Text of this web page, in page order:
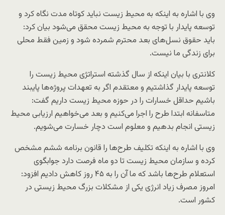
وی با اشاره به اینکه به محیط زیست نباید کوتاه مدت نگاه کرد و
توسعه پایدار با توجه به محیط زیست محقق می‌شود بیان کرد:
باید حقوق نسل‌های بعد محترم شمرده شود و زمین فقط محلی
برای زندگی ما نیست.
کلانتری با بیان اینکه از سال گذشته استراتژی محیط زیست را
توسعه پایدار گذاشتیم و معتقدم اگر به تعهدات پروژه‌ها پایبند
باشیم حداقل خسارات را در حوزه محیط زیست داریم گفت:
متاسفانه ابتدا طرح را اجرا می‌کنیم و بعد می‌خواهیم ارزیابی محیط
زیستی انجام بدهیم و معلوم است دچار خسارت می‌شویم.
وی با اشاره به اینکه تکلیف طرح‌ها را قانون برنامه ششم مشخص
کرده و سازمان محیط زیست تا دو ماه فرصت دارد جوابگوی
استعلام طرح‌ها باشد که ما آن را به ۴۵ روز کاهش دادیم افزود:
امروز مصرف زیاد انرژی یکی از مشکلات بزرگ محیط زیستی در
کشور است.